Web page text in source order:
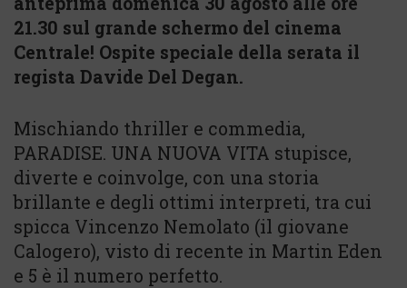
21.30 sul grande schermo del cinema
Centrale! Ospite speciale della serata il
regista Davide Del Degan.
Mischiando thriller e commedia,
PARADISE. UNA NUOVA VITA stupisce,
diverte e coinvolge, con una storia
brillante e degli ottimi interpreti, tra cui
spicca Vincenzo Nemolato (il giovane
Calogero), visto di recente in Martin Eden
e 5 è il numero perfetto.